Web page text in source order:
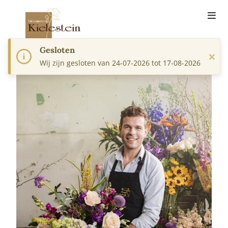
Gesloten
Wij zijn gesloten van 24-07-2026 tot 17-08-2026 ×